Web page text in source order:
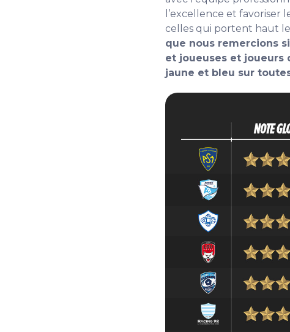
l’excellence et
celles qui portent haut
que nous remercions
et joueuses et joueurs
jaune et bleu sur